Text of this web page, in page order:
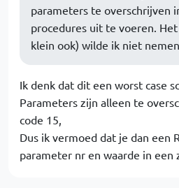
parameters te overschrijven
procedures uit te voeren.
klein ook) wilde ik niet
Ik denk dat dit een worst case
Parameters zijn alleen te
code 15,
Dus ik vermoed dat je dan een
parameter nr en waarde in een